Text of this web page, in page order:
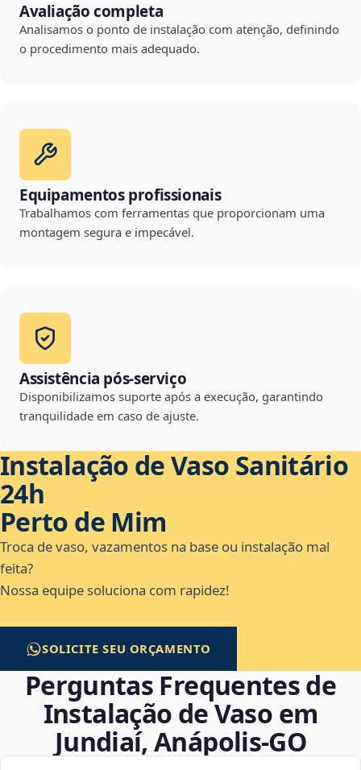
Avaliação completa
Analisamos o ponto de instalação com atenção, definindo
o procedimento mais adequado.
Equipamentos profissionais
Trabalhamos com ferramentas que proporcionam uma
montagem segura e impecável.
Assistência pós-serviço
Disponibilizamos suporte após a execução, garantindo
tranquilidade em caso de ajuste.
Instalação de Vaso Sanitário
24h
Perto de Mim
Troca de vaso, vazamentos na base ou instalação mal
feita?
Nossa equipe soluciona com rapidez!
SOLICITE SEU ORÇAMENTO
Perguntas Frequentes de
Instalação de Vaso em
Jundiaí, Anápolis‑GO